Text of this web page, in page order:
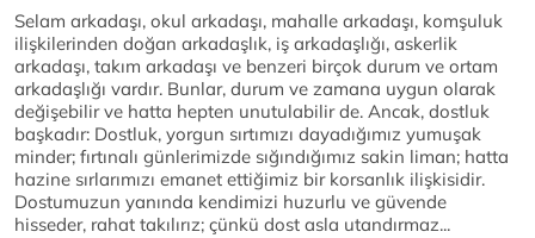
Selam arkadaşı, okul arkadaşı, mahalle arkadaşı, komşuluk
ilişkilerinden doğan arkadaşlık, iş arkadaşlığı, askerlik
arkadaşı, takım arkadaşı ve benzeri birçok durum ve ortam
arkadaşlığı vardır. Bunlar, durum ve zamana uygun olarak
değişebilir ve hatta hepten unutulabilir de. Ancak, dostluk
başkadır: Dostluk, yorgun sırtımızı dayadığımız yumuşak
minder; fırtınalı günlerimizde sığındığımız sakin liman; hatta
hazine sırlarımızı emanet ettiğimiz bir korsanlık ilişkisidir.
Dostumuzun yanında kendimizi huzurlu ve güvende
hisseder, rahat takılırız; çünkü dost asla utandırmaz...